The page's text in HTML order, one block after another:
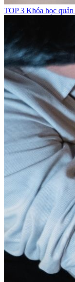
TOP 3 Khóa học